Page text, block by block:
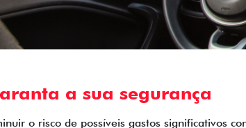
a sua segurança
o risco de possíveis gastos significativos